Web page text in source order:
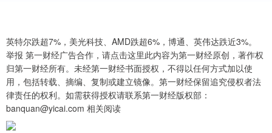
英特尔跌超7%，美光科技、AMD跌超6%，博通、英伟达跌近3%。
举报 第一财经广告合作，请点击这里此内容为第一财经原创，著作权
归第一财经所有。未经第一财经书面授权，不得以任何方式加以使
用，包括转载、摘编、复制或建立镜像。第一财经保留追究侵权者法
律责任的权利。如需获得授权请联系第一财经版权部：
banquan@yicai.com 相关阅读